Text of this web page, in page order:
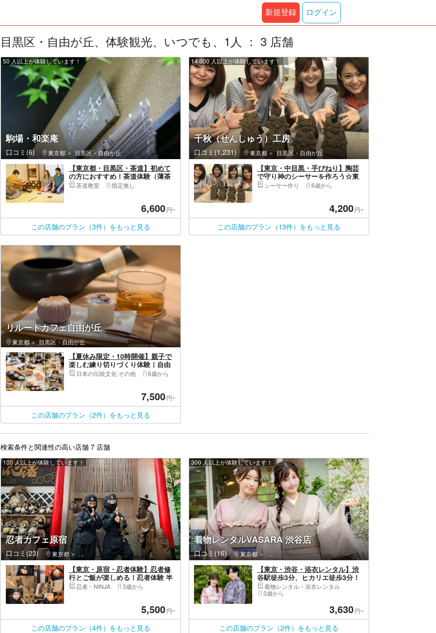
新規登録 ログイン
目黒区・自由が丘、体験観光、いつでも、1人 ： 3 店舗
駒場・和楽庵
口コミ(6) 東京都 目黒区・自由が丘
50 人以上が体験しています！
【東京都・目黒区・茶道】初めて
の方におすすめ！茶道体験（薄茶
＋千菓子付き）
茶道教室 指定無し
6,600円~
この店舗のプラン（3件）をもっと見る
千秋（せんしゅう）工房
口コミ(1,231) 東京都 目黒区・自由が丘
14,000 人以上が体験しています！
【東京・中目黒・手びねり】陶芸
で守り神のシーサーを作ろう☆東
京で沖縄気分！
シーサー作り 6歳から
4,200円~
この店舗のプラン（13件）をもっと見る
リルートカフェ自由が丘
東京都 目黒区・自由が丘
【夏休み限定・10時開催】親子で
楽しむ練り切りづくり体験｜自由
が丘・認定講師がサポート
日本の伝統文化 その他 6歳から
7,500円~
この店舗のプラン（2件）をもっと見る
検索条件と関連性の高い店舗 7 店舗
忍者カフェ原宿
口コミ(23) 東京都 渋谷区・原宿・恵比寿・代官山
100 人以上が体験しています！
【東京・原宿・忍者体験】忍者修
行とご飯が楽しめる！忍者体験 半
蔵コース
忍者・NINJA 3歳から
5,500円~
この店舗のプラン（4件）をもっと見る
着物レンタルVASARA 渋谷店
口コミ(16) 東京都 渋谷区・原宿・恵比寿・代官山
300 人以上が体験しています！
【東京・渋谷・浴衣レンタル】渋
谷駅徒歩3分、ヒカリエ徒歩3分！
ヘアセット付き！花火大会や夏祭
りにも！浴衣一式レンタル＆着付
着物レンタル・浴衣レンタル
3歳から
3,630円~
この店舗のプラン（2件）をもっと見る